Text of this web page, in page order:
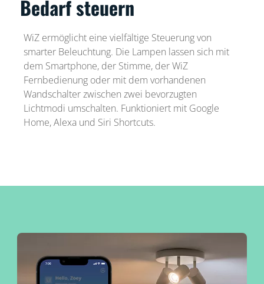
Bedarf steuern
WiZ ermöglicht eine vielfältige Steuerung von
smarter Beleuchtung. Die Lampen lassen sich mit
dem Smartphone, der Stimme, der WiZ
Fernbedienung oder mit dem vorhandenen
Wandschalter zwischen zwei bevorzugten
Lichtmodi umschalten. Funktioniert mit Google
Home, Alexa und Siri Shortcuts.